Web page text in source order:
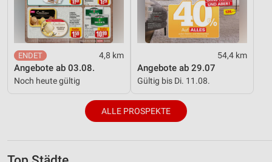
4,8 km
Angebote ab 03.08.
Noch heute gültig
54,4 km
Angebote ab 29.07
Gültig bis Di. 11.08.
ALLE PROSPEKTE